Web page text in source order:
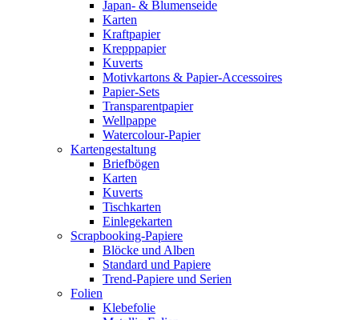
Japan- & Blumenseide
Karten
Kraftpapier
Krepppapier
Kuverts
Motivkartons & Papier-Accessoires
Papier-Sets
Transparentpapier
Wellpappe
Watercolour-Papier
Kartengestaltung
Briefbögen
Karten
Kuverts
Tischkarten
Einlegekarten
Scrapbooking-Papiere
Blöcke und Alben
Standard und Papiere
Trend-Papiere und Serien
Folien
Klebefolie